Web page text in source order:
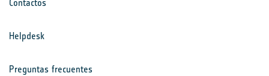
Contactos
Helpdesk
Preguntas frecuentes